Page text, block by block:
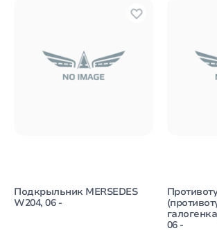
Подкрыльник MERSEDES
W204, 06 -
06 -